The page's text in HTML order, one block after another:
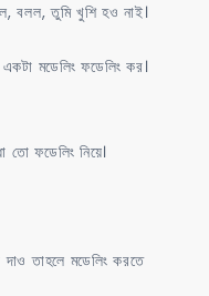
বলল, তুমি খুশি হও নাই।
মডেলিং ফডেলিং কর।
তো ফডেলিং নিয়ে।
তাহলে মডেলিং করতে